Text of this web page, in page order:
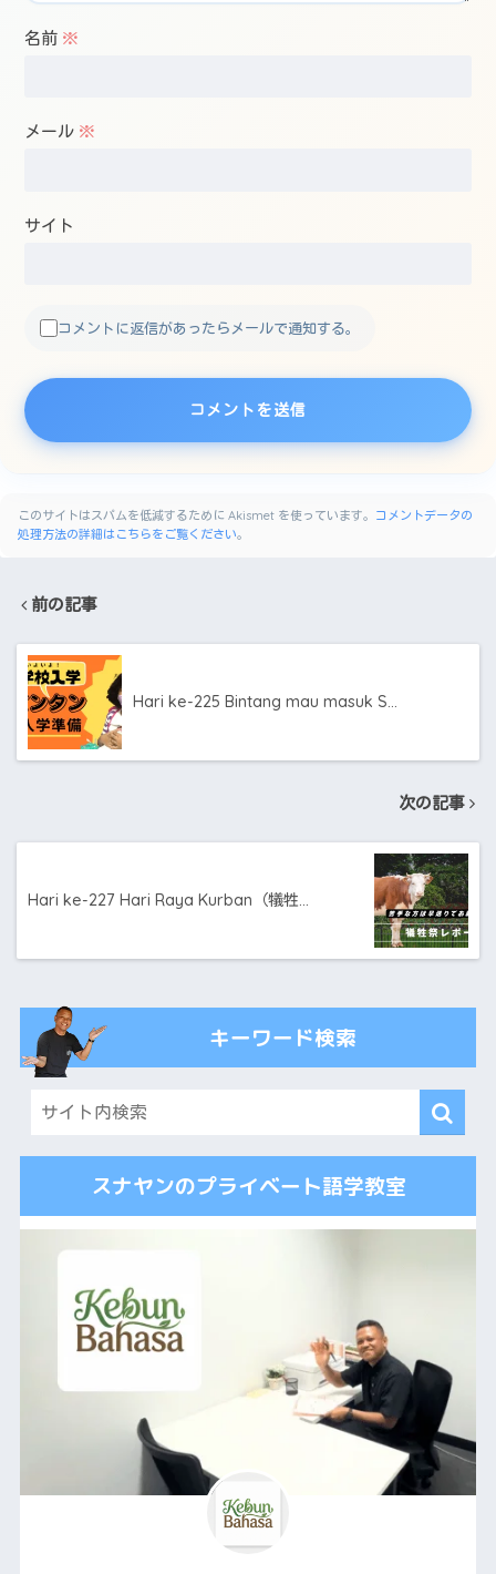
名前 ※
メール ※
サイト
コメントに返信があったらメールで通知する。
このサイトはスパムを低減するために Akismet を使っています。 コメントデータの
処理方法の詳細はこちらをご覧ください。
前の記事
Hari ke-225 Bintang mau masuk S…
次の記事
Hari ke-227 Hari Raya Kurban（犠牲…
キーワード検索
スナヤンのプライベート語学教室